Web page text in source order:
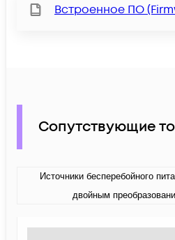
Встроенное ПО
Сопутствующие
Источники бесперебойного
двойным